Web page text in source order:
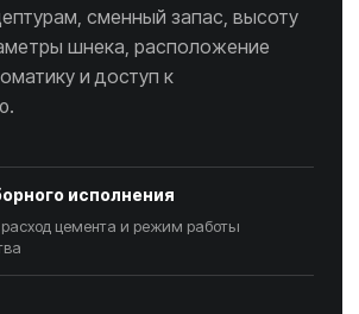
сменный запас, высоту
шнека, расположение
и доступ к
исполнения
цемента и режим работы